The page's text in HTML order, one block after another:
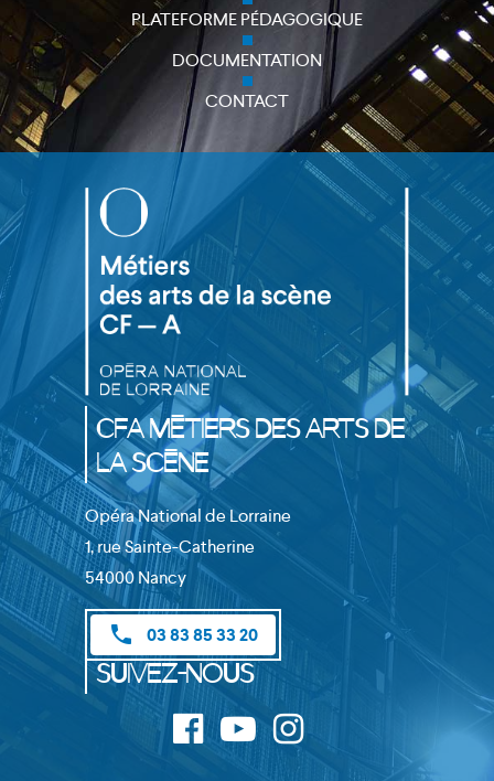
PLATEFORME PÉDAGOGIQUE
DOCUMENTATION
CONTACT
CFA Métiers des Arts de
la Scène
Opéra National de Lorraine
1, rue Sainte-Catherine
54000 Nancy
phone 03 83 85 33 20
Suivez-nous